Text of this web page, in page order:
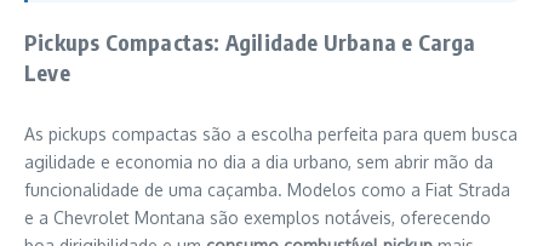
Pickups Compactas: Agilidade Urbana e Carga
Leve
As pickups compactas são a escolha perfeita para quem busca
agilidade e economia no dia a dia urbano, sem abrir mão da
funcionalidade de uma caçamba. Modelos como a Fiat Strada
e a Chevrolet Montana são exemplos notáveis, oferecendo